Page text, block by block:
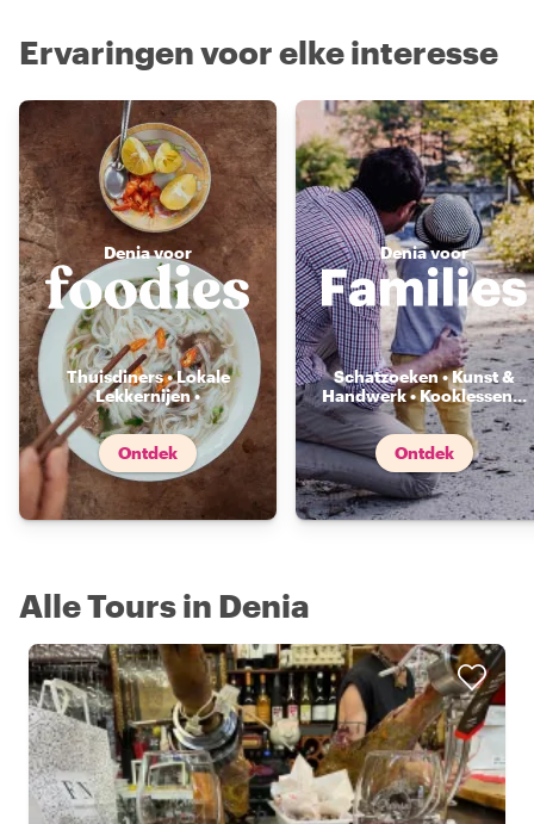
Ervaringen voor elke interesse
Denia voor
Thuisdiners • Lokale
Lekkernijen •
Voedselmarkten...
Ontdek
Denia voor
Schatzoeken • Kunst &
Handwerk • Kooklessen...
Ontdek
Alle Tours in Denia